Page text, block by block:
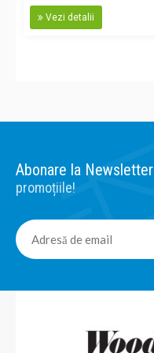
Vezi detalii
Abonare la Newsletter
promoțiile!